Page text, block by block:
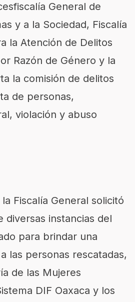
General de
y a la Sociedad, Fiscalía
la Atención de Delitos
Razón de Género y la
la comisión de delitos
de personas,
violación y abuso
Fiscalía General solicitó
diversas instancias del
para brindar una
las personas rescatadas,
de las Mujeres
DIF Oaxaca y los